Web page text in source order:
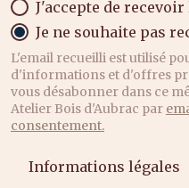
J'accepte de
Je ne souhaite pas
L'email recueilli est utilisé
d'informations et d'offres
vous désabonner dans ce
Atelier Bois d'Aubrac par
consentement.
Informations légales